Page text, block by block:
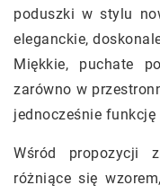
poduszki w stylu
eleganckie,
Miękkie, puchate
zarówno w
jednocześnie
Wśród propozycji
różniące się